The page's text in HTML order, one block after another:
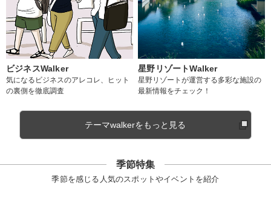
ビジネスWalker
気になるビジネスのアレコレ、ヒット
の裏側を徹底調査
星野リゾートWalker
星野リゾートが運営する多彩な施設の
最新情報をチェック！
テーマwalkerをもっと見る
季節特集
季節を感じる人気のスポットやイベントを紹介